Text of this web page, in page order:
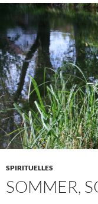
SPIRITUELLES
SOMMER,